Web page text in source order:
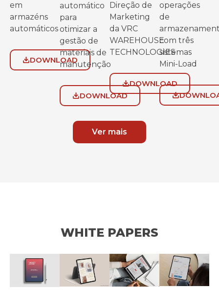
em
armazéns
automáticos
DOWNLOAD
automático
para
otimizar a
gestão de
materiais de
manutenção
DOWNLOAD
Direção de
Marketing
da VRC
WAREHOUSE
TECHNOLOGIES
DOWNLOAD
operações
de
com três
sistemas
Mini-Load
Ver mais
WHITE PAPERS